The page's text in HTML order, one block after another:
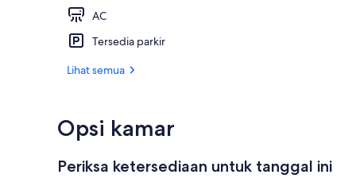
AC
Tersedia parkir
Lihat semua
Opsi kamar
Periksa ketersediaan untuk tanggal ini